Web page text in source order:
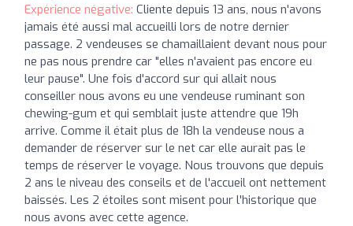
Expérience négative: Cliente depuis 13 ans, nous n'avons
jamais été aussi mal accueilli lors de notre dernier
passage. 2 vendeuses se chamaillaient devant nous pour
ne pas nous prendre car "elles n'avaient pas encore eu
leur pause". Une fois d'accord sur qui allait nous
conseiller nous avons eu une vendeuse ruminant son
chewing-gum et qui semblait juste attendre que 19h
arrive. Comme il était plus de 18h la vendeuse nous a
demander de réserver sur le net car elle aurait pas le
temps de réserver le voyage. Nous trouvons que depuis
2 ans le niveau des conseils et de l'accueil ont nettement
baissés. Les 2 étoiles sont misent pour l'historique que
nous avons avec cette agence.